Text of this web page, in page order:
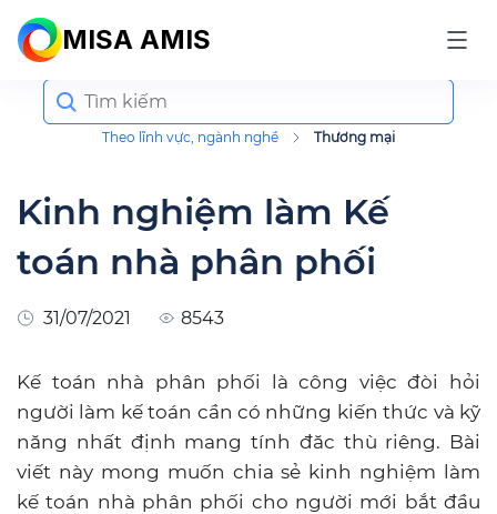
MISA AMIS
Theo lĩnh vực, ngành nghề Thương mại
Search
for:
Kinh‌ ‌nghiệm‌ ‌làm‌ ‌Kế‌
‌toán‌ ‌nhà‌ ‌phân‌ ‌phối‌ ‌
31/07/2021 8543
Kế toán nhà phân phối là công việc đòi hỏi
người làm kế toán cần có những kiến thức và kỹ
năng nhất định mang tính đăc thù riêng. Bài
viết này mong muốn chia sẻ kinh nghiệm làm
kế toán nhà phân phối cho người mới bắt đầu